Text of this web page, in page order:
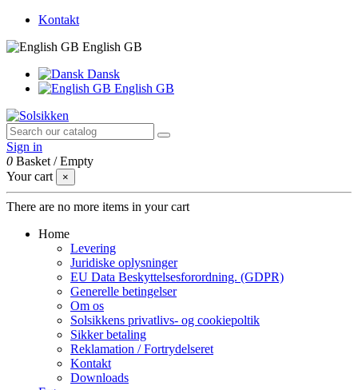
Kontakt
English GB
Dansk
English GB
Sign in
0 Basket /Empty
Your cart
×
There are no more items in your cart
Home
Levering
Juridiske oplysninger
EU Data Beskyttelsesforordning. (GDPR)
Generelle betingelser
Om os
Solsikkens privatlivs- og cookiepoltik
Sikker betaling
Reklamation / Fortrydelseret
Kontakt
Downloads